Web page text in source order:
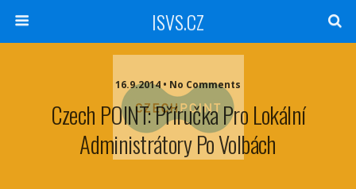
ISVS.CZ
16.9.2014 • No Comments
Czech POINT: Příručka Pro Lokální
Administrátory Po Volbách